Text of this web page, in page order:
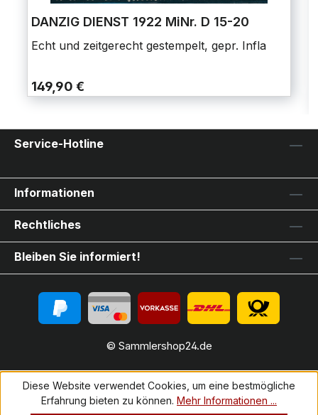
DANZIG DIENST 1922 MiNr. D 15-20
Echt und zeitgerecht gestempelt, gepr. Infla
149,90 €
Service-Hotline
Informationen
Rechtliches
Bleiben Sie informiert!
© Sammlershop24.de
Diese Website verwendet Cookies, um eine bestmögliche
Erfahrung bieten zu können. Mehr Informationen ...